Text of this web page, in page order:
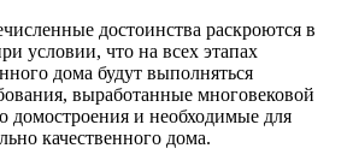
достоинства раскроются в
условии, что на всех этапах
дома будут выполняться
выработанные многовековой
домостроения и необходимые для
качественного дома.